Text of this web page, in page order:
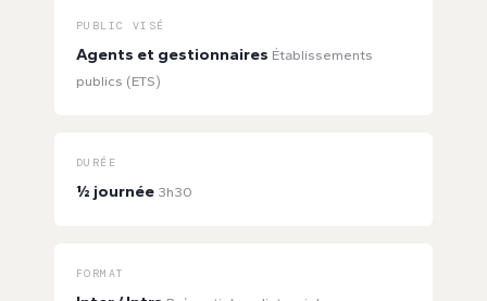
PUBLIC VISÉ
Agents et gestionnaires Établissements
publics (ETS)
DURÉE
½ journée 3h30
FORMAT